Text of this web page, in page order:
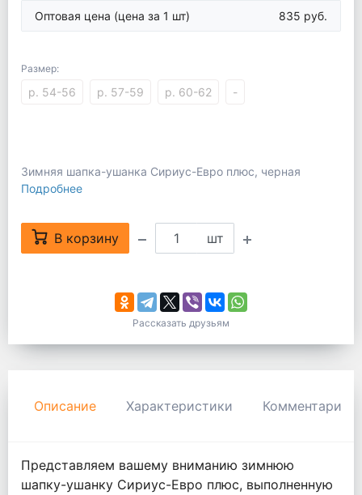
Оптовая цена (цена за 1 шт) 835 руб.
Размер:
р. 54-56 р. 57-59 р. 60-62 -
Зимняя шапка-ушанка Сириус-Евро плюс, черная
Подробнее
В корзину шт
Рассказать друзьям
Описание Характеристики Комментарии
Представляем вашему вниманию зимнюю
шапку-ушанку Сириус-Евро плюс, выполненную